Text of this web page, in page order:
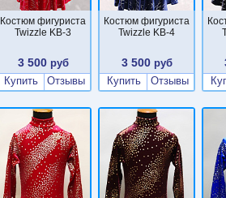
Костюм фигуриста
Twizzle KB-3
3 500 руб
Купить
Отзывы
Костюм фигуриста
Twizzle KB-4
3 500руб
Купить
Отзывы